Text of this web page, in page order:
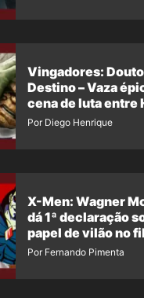
Vingadores:
Destino – Vaza
cena de luta entre
e o Coisa
Por Diego Henrique
X-Men: Wagner
dá 1ª declaração
papel de vilão no
da Marvel
Por Fernando Pimenta